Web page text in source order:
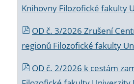
Knihovny Filozofické fakulty
OD č. 3/2026 Zrušení
regionů Filozofické fakulty
OD č. 2/2026 k cestám